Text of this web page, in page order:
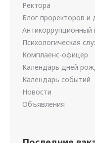
Ректора
Блог проректоров и
Психологическая
Комплаенс-офицер
Календарь дней
Календарь событий
Новости
Объявления